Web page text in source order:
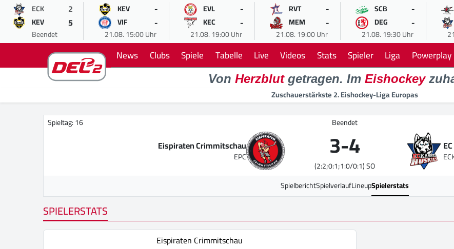
ECK 2
KEV 5
Beendet
KEV -
VIF -
21.08. 15:00 Uhr
EVL -
KEC -
21.08. 19:00 Uhr
RVT -
MEM -
21.08. 19:00 Uhr
SCB -
DEG -
21.08. 19:30 Uhr
News Clubs Spiele Tabelle Live Videos Stats Spieler Liga Powerplay
Von Herzblutgetragen. Im Eishockey
Zuschauerstärkste 2. Eishockey-Liga Europas
Spieltag: 16 Beendet
Eispiraten Crimmitschau
EPC 3-4
(2:2;0:1;1:0/0:1) SO
SpielberichtSpielverlaufLineupSpielerstats
SPIELERSTATS
Eispiraten Crimmitschau